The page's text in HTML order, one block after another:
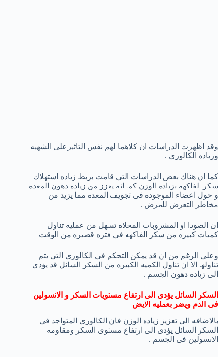
وقد اظهرت الدراسات ان كلاهما لهم نفس التاثيرعلى الشهيه
وزياده الكالورى .
كما ان هناك بعض الدراسات التى قامت بربط زياده استهلاك
سكر الفاكهه بزياده الوزن كما انه يعزز من زياده دهون المعده
و حول اعضاء الموجوده فى تجويف المعده مما يزيد من
مخاطر التعرض للمرض .
ان الصودا او المشروبات المحلاه تسهل من عمليه تناول
كميات كبيره من سكر الفاكهه فى فتره قصيره من الوقت .
وعلى الرغم من ان قد يمكن التحكم فى الكالورى التى يتم
تناولها الا ان تناول الكميه الكبيره من السكر السائل قد يؤدى
الى زياده دهون الجسم .
السكر السائل يؤدى الى ارتفاع مستويات السكر و الانسولين
فى الدم ويضر بعمليه الايض
بالاضافه الى تعزيز زياده الوزن فان الكالورى المتواجد فى
السكر السائل يؤدى الى ارتفاع مستوى السكر ومقاومه
الانسولين فى الجسم .